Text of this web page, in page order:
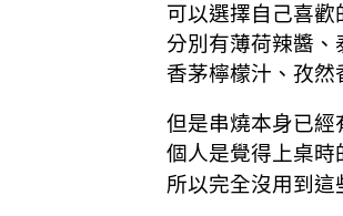
可以選擇自己喜歡
分別有薄荷辣醬、
香茅檸檬汁、孜
但是串燒本身已經
個人是覺得上桌時
所以完全沒用到